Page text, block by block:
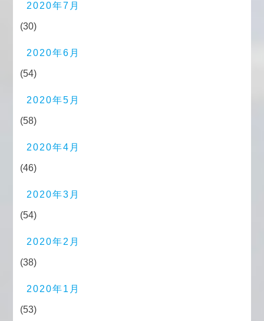
2020年7月
(30)
2020年6月
(54)
2020年5月
(58)
2020年4月
(46)
2020年3月
(54)
2020年2月
(38)
2020年1月
(53)